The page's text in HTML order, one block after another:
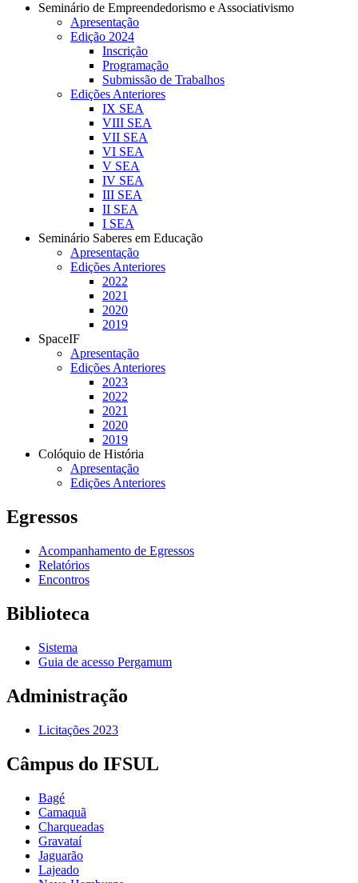
Seminário de Empreendedorismo e Associativismo
Apresentação
Edição 2024
Inscrição
Programação
Submissão de Trabalhos
Edições Anteriores
IX SEA
VIII SEA
VII SEA
VI SEA
V SEA
IV SEA
III SEA
II SEA
I SEA
Seminário Saberes em Educação
Apresentação
Edições Anteriores
2022
2021
2020
2019
SpaceIF
Apresentação
Edições Anteriores
2023
2022
2021
2020
2019
Colóquio de História
Apresentação
Edições Anteriores
Egressos
Acompanhamento de Egressos
Relatórios
Encontros
Biblioteca
Sistema
Guia de acesso Pergamum
Administração
Licitações 2023
Câmpus do IFSUL
Bagé
Camaquã
Charqueadas
Gravataí
Jaguarão
Lajeado